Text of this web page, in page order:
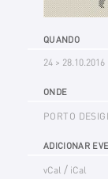
QUANDO
24 > 28.10.2016
ONDE
PORTO
ADICIONAR
vCal / iCal